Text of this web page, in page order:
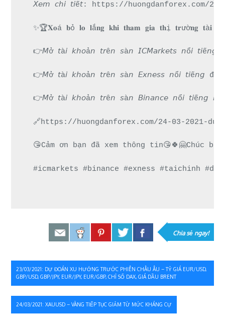
𝘟𝘦𝘮 𝘤𝘩𝘪 𝘵𝘪ế𝘵: https://huongdanforex.com/
✨🏆𝐗𝐨á 𝐛ỏ 𝐥𝐨 𝐥ắ𝐧𝐠 𝐤𝐡𝐢 𝐭𝐡𝐚𝐦 𝐠𝐢𝐚 𝐭𝐡ị 𝐭𝐫ườ𝐧𝐠 𝐭à𝐢
👉𝘔ở 𝘵à𝘪 𝘬𝘩𝘰ả𝘯 𝘵𝘳ê𝘯 𝘴à𝘯 𝘐𝘊𝘔𝘢𝘳𝘬𝘦𝘵𝘴 𝘯ổ𝘪
👉𝘔ở 𝘵à𝘪 𝘬𝘩𝘰ả𝘯 𝘵𝘳ê𝘯 𝘴à𝘯 𝘌𝘹𝘯𝘦𝘴𝘴 𝘯ổ𝘪 𝘵𝘪ế𝘯𝘨
👉𝘔ở 𝘵à𝘪 𝘬𝘩𝘰ả𝘯 𝘵𝘳ê𝘯 𝘴à𝘯 𝘉𝘪𝘯𝘢𝘯𝘤𝘦 𝘯ổ𝘪
🔗https://huongdanforex.com/24-03-2021-
😘Cảm ơn bạn đã xem thông tin😘🍀🤗Chúc
#icmarkets #binance #exness #taichinh
Chia sẻ ngay!
Điều
hướng
bài
23/03/2021: DỰ ĐOÁN XU HƯỚNG TRƯỚC PHIÊN CHÂU ÂU – TỶ GIÁ EUR/USD,
GBP/USD, GBP/JPY, EUR/JPY, EUR/GBP, CHỈ SỐ DAX, GIÁ DẦU BRENT
24/03/2021: XAUUSD – VÀNG TIẾP TỤC GIẢM TỪ MỨC KHÁNG CỰ